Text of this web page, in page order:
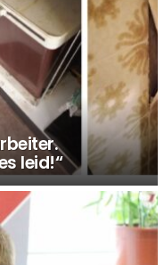
leid!“